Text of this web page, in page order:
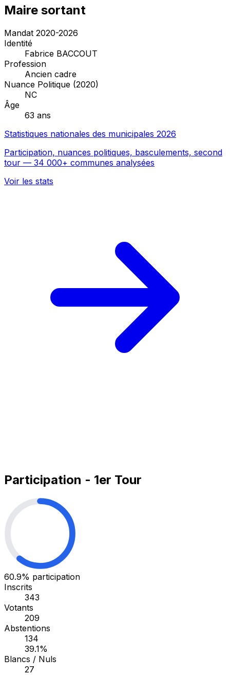
Maire sortant
Mandat 2020-2026
Identité
Fabrice BACCOUT
Profession
Ancien cadre
Nuance Politique (2020)
NC
Âge
63 ans
Statistiques nationales des municipales 2026
Participation, nuances politiques, basculements, second
tour — 34 000+ communes analysées
Voir les stats
Participation - 1er Tour
60.9% participation
Inscrits
343
Votants
209
Abstentions
134
39.1%
Blancs / Nuls
27